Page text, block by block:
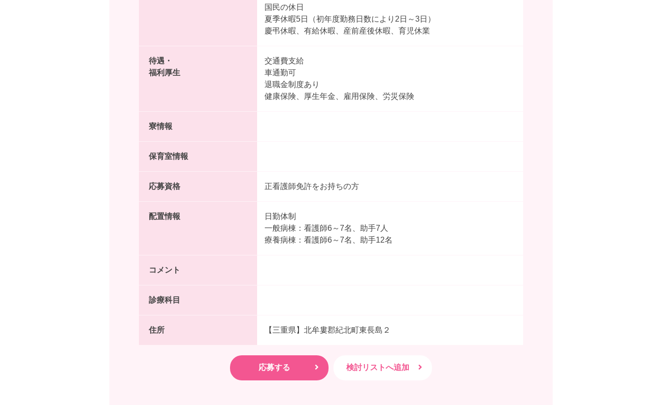
国民の休日
夏季休暇5日（初年度勤務日数により2日～3日）
慶弔休暇、有給休暇、産前産後休暇、育児休業
待遇・
福利厚生
交通費支給
車通勤可
退職金制度あり
健康保険、厚生年金、雇用保険、労災保険
寮情報
保育室情報
応募資格 正看護師免許をお持ちの方
配置情報
日勤体制
一般病棟：看護師6～7名、助手7人
療養病棟：看護師6～7名、助手12名
コメント
診療科目
住所 【三重県】北牟婁郡紀北町東長島２